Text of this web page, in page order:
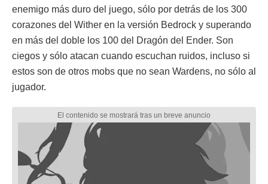
enemigo más duro del juego, sólo por detrás de los 300
corazones del Wither en la versión Bedrock y superando
en más del doble los 100 del Dragón del Ender. Son
ciegos y sólo atacan cuando escuchan ruidos, incluso si
estos son de otros mobs que no sean Wardens, no sólo al
jugador.